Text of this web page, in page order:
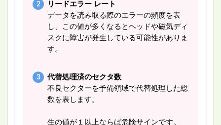
リードエラー レート
データを読み取る際のエラーの頻度を表
し、この値が多くなるとヘッドや磁気ディ
スクに障害が発生している可能性がありま
す。
代替処理済のセクタ数
不良セクターを予備領域で代替処理した総
数を表します。
生の値が１以上ならば危険サインです。